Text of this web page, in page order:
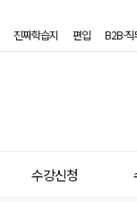
진짜학습지 편입 B2B·
수강신청